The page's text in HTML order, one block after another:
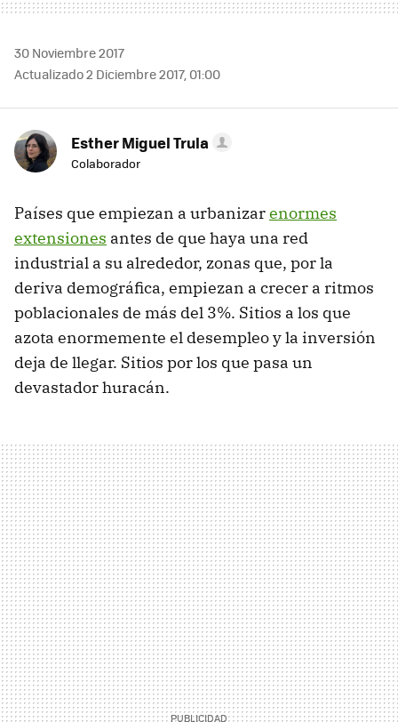
30 Noviembre 2017
Actualizado 2 Diciembre 2017, 01:00
Esther Miguel Trula
Colaborador
Países que empiezan a urbanizarenormes
extensiones antes de que haya una red
industrial a su alrededor, zonas que, por la
deriva demográfica, empiezan a crecer a ritmos
poblacionales de más del 3%. Sitios a los que
azota enormemente el desempleo y la inversión
deja de llegar. Sitios por los que pasa un
devastador huracán.